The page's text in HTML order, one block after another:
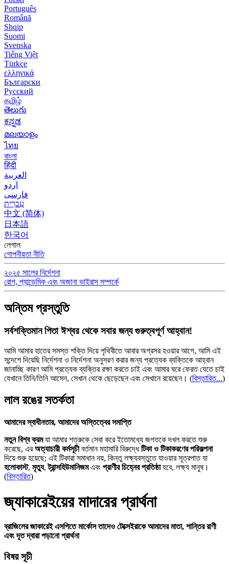
Português
Română
Shqip
Suomi
Svenska
Tiếng Việt
Türkçe
ελληνικά
Български
Русский
தமிழ்
తెలుగు
ಕನ್ನಡ
മലയാളം
ไทย
বাংলা
हिंदी
العربية
اردو
فارسی
עִברִית
中文 (简体)
日本語
한국어
লেগাল
গোপনীয়তা নীতি
২০২৫ সালের নির্দেশনা
রোগ, প্যান্ডেমিক এবং অজানা ভাইরাস সম্পর্কে
অন্তিম প্রস্তুতি
সর্বশক্তিমান পিতা ঈশ্বর থেকে সবার জন্য গুরুত্বপূর্ণ আহ্বান!
আমি আমার হাতের সমস্ত শক্তি দিয়ে পৃথিবীতে আবার অগ্রসর হওয়ার আগে, আমি এই
সন্দেশে দিয়েছি নির্দেশনা ও নির্দেশনা অনুসরণ করার জন্য প্রত্যেক ব্যক্তিকে আহ্বান
জানাচ্ছি কারণ আমি প্রত্যেক ব্যক্তির রক্ষা করতে চাই এবং আমার ঘরে ফেরত যেতে চাই
যেখানে তিনি/তিনি আসেন, সেখান থেকে ছেড়েছেন এবং সেখানে রয়েছেন। (বিস্তারিত...)
লাল রঙের সতর্কতা
আমাদের স্বাধীনতার, আমাদের অস্তিত্বের সমাপ্তি
নতুন বিশ্ব ক্রমযা আমার শত্রুকে সেবা করে ইতোমধ্যে জগতকে দখল করতে শুরু
করেছে, এরঅত্যাচারী কর্মসূচীবর্তমান মহামারি বিরুদ্ধেটিকা ও টিকাকরণের পরিকল্পনা
দিয়ে শুরু হয়েছে; এই টিকারা সমাধান নয়, কিন্তু লক্ষ্যবস্তুতে যাওয়ার সূত্রপাত যা
হলোকাস্ট, মৃত্যু,ট্রান্সহিউমানিজমএবং প্রাণীর চিহ্নের প্রতিষ্ঠাহবে, লক্ষ্য মানুষ।
(বিস্তারিত)
জ্যাকারেইয়ের মাদারের প্রার্থনা
ব্রাজিলের জাকারেই এসপিতে মার্কোস তাদেও টেক্সেইরাকে আমাদের মাতা, শান্তির রাণী
এবং দূত দ্বারা পড়ানো প্রার্থনা
বিষয় সূচী